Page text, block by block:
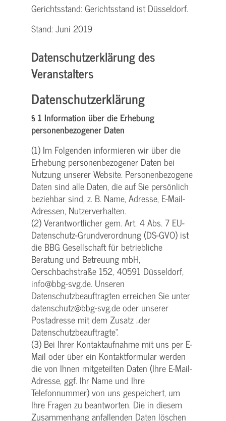
Gerichtsstand: Gerichtsstand ist Düsseldorf.
Stand: Juni 2019
Datenschutzerklärung des
Veranstalters
Datenschutzerklärung
§ 1 Information über die Erhebung
personenbezogener Daten
(1) Im Folgenden informieren wir über die
Erhebung personenbezogener Daten bei
Nutzung unserer Website. Personenbezogene
Daten sind alle Daten, die auf Sie persönlich
beziehbar sind, z. B. Name, Adresse, E-Mail-
Adressen, Nutzerverhalten.
(2) Verantwortlicher gem. Art. 4 Abs. 7 EU-
Datenschutz-Grundverordnung (DS-GVO) ist
die BBG Gesellschaft für betriebliche
Beratung und Betreuung mbH,
Oerschbachstraße 152, 40591 Düsseldorf,
info@bbg-svg.de. Unseren
Datenschutzbeauftragten erreichen Sie unter
datenschutz@bbg-svg.de oder unserer
Postadresse mit dem Zusatz „der
Datenschutzbeauftragte“.
(3) Bei Ihrer Kontaktaufnahme mit uns per E-
Mail oder über ein Kontaktformular werden
die von Ihnen mitgeteilten Daten (Ihre E-Mail-
Adresse, ggf. Ihr Name und Ihre
Telefonnummer) von uns gespeichert, um
Ihre Fragen zu beantworten. Die in diesem
Zusammenhang anfallenden Daten löschen